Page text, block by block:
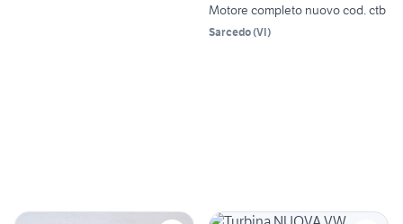
Motore completo nuovo cod. ctb
Sarcedo(VI)